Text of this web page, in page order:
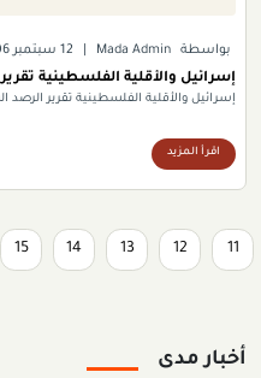
بواسطة Mada Admin 12 سبتمبر 2006
إسرائيل والأقلية الفلسطينية تقرير
إسرائيل والأقلية الفلسطينية تقرير الرصد
اقرأ المزيد
11
12
13
14
15
أخبار مدى